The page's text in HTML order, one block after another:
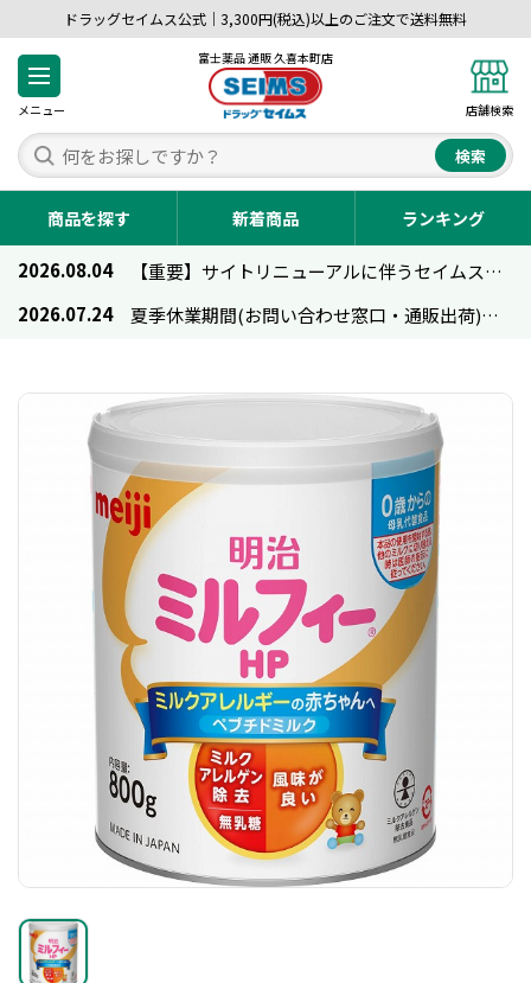
ドラッグセイムス公式｜3,300円(税込)以上のご注文で送料無料
メニュー
富士薬品 通販 久喜本町店
店舗検索
検索
商品を探す 新着商品 ランキング
2026.08.04
【重要】サイトリニューアルに伴うセイムス通販のご利用について
2026.07.24
夏季休業期間(お問い合わせ窓口・通販出荷)のお知らせ